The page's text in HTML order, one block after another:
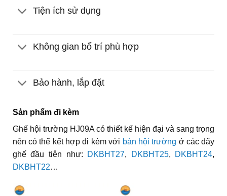
Tiện ích sử dụng
Không gian bố trí phù hợp
Bảo hành, lắp đặt
Sản phẩm đi kèm
Ghế hội trường HJ09A có thiết kế hiện đại và sang trọng
nên có thể kết hợp đi kèm với bàn hội trường ở các dãy
ghế đầu tiên như:
DKBHT27, DKBHT25, DKBHT24,
DKBHT22…